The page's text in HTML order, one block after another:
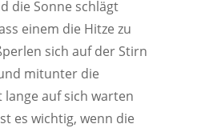
die Sonne schlägt
einem die Hitze zu
sich auf der Stirn
mitunter die
auf sich warten
es wichtig, wenn die